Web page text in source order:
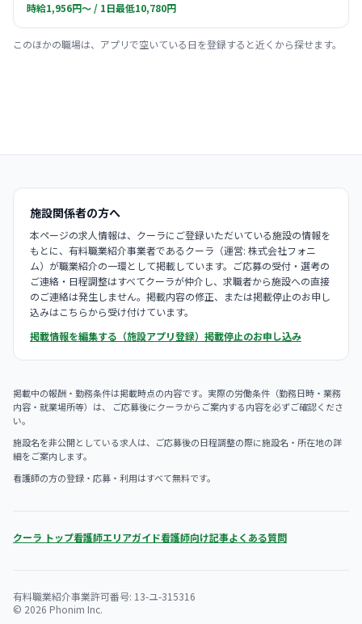
時給1,956円〜 / 1日最低10,780円
このほかの職場は、アプリで空いている日を登録すると近くから探せます。
施設関係者の方へ
本ページの求人情報は、クーラにご登録いただいている施設の情報を
もとに、有料職業紹介事業者であるクーラ（運営: 株式会社フォニ
ム）が職業紹介の一環として掲載しています。ご応募の受付・選考の
ご連絡・日程調整はすべてクーラが仲介し、求職者から施設への直接
のご連絡は発生しません。掲載内容の修正、または掲載停止のお申し
込みはこちらから受け付けています。
掲載情報を編集する（施設アプリ登録） 掲載停止のお申し込み
掲載中の報酬・勤務条件は掲載時点の内容です。実際の労働条件（勤務日時・業務
内容・就業場所等）は、 ご応募後にクーラからご案内する内容を必ずご確認くださ
い。
施設名を非公開としている求人は、ご応募後の日程調整の際に施設名・所在地の詳
細をご案内します。
看護師の方の登録・応募・利用はすべて無料です。
クーラ トップ看護師エリアガイド看護師向け記事よくある質問
有料職業紹介事業許可番号: 13-ユ-315316
© 2026 Phonim Inc.